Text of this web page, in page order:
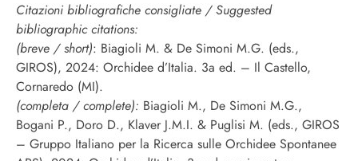
Citazioni bibliografiche consigliate / Suggested
bibliographic citations:
(breve / short): Biagioli M. & De Simoni M.G. (eds.,
GIROS), 2024: Orchidee d’Italia. 3a ed. – Il Castello,
Cornaredo (MI).
(completa / complete): Biagioli M., De Simoni M.G.,
Bogani P., Doro D., Klaver J.M.I. & Puglisi M. (eds., GIROS
– Gruppo Italiano per la Ricerca sulle Orchidee Spontanee